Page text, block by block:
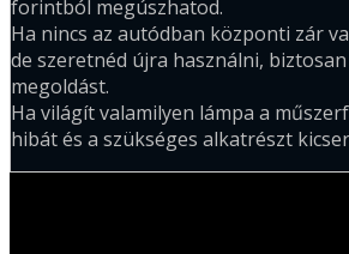
forintból megúszhatod.
Ha nincs az autódban központi zár
de szeretnéd újra használni,
megoldást.
Ha világít valamilyen lámpa a
hibát és a szükséges alkatrészt